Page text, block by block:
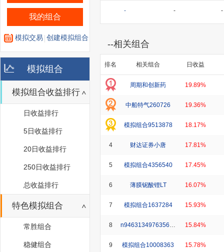
我的组合
模拟交易 创建模拟组合
模拟组合
模拟组合收益排行
日收益排行
5日收益排行
20日收益排行
250日收益排行
总收益排行
特色模拟组合
常胜组合
稳健组合
- - -
--相关组合
排名 相关组合 日收益
周期和创新药 19.89%
中船特气260726 19.36%
模拟组合9513878 18.17%
4 财达证券小唐 17.81%
5 模拟组合4356540 17.45%
6 薄膜铌酸锂LT 16.07%
7 模拟组合1637284 15.93%
8 n946313497635632_1 15.84%
9 模拟组合10008363 15.78%